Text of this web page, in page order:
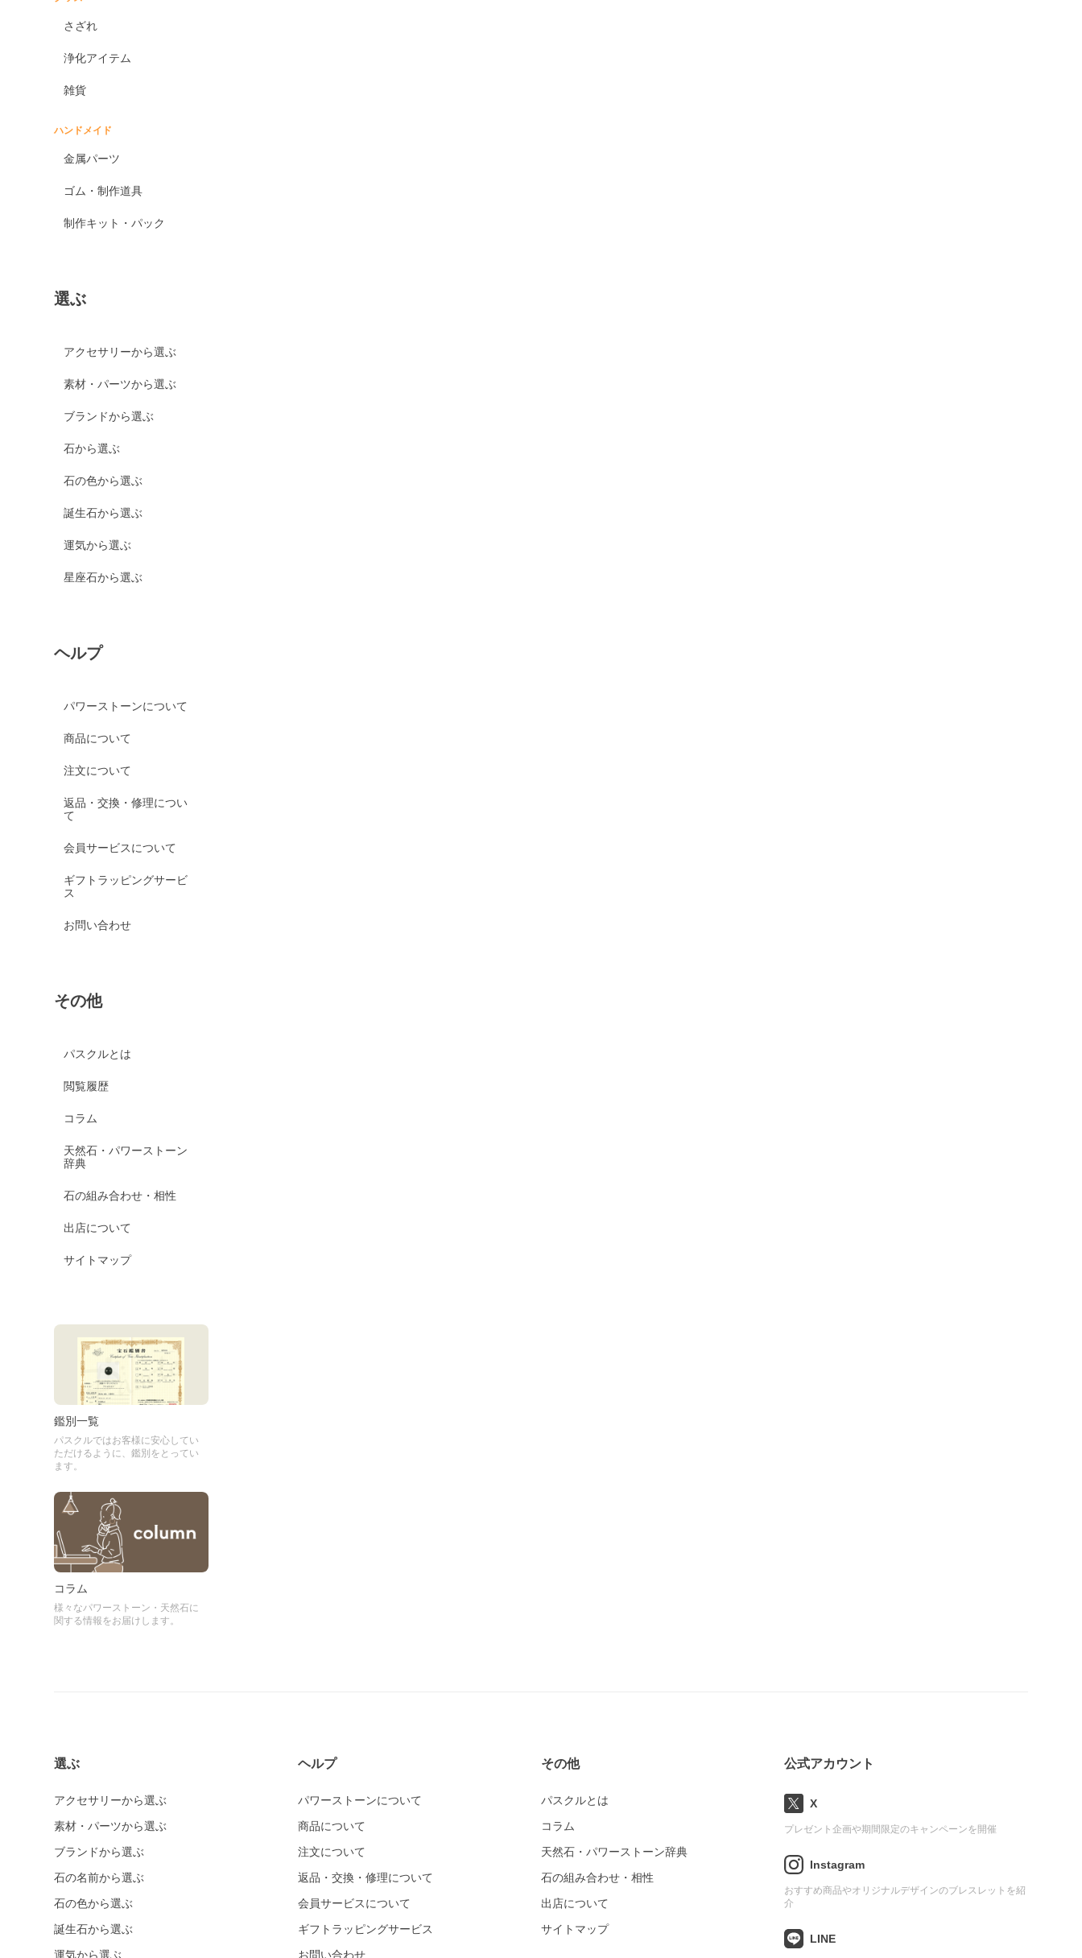
さざれ
浄化アイテム
雑貨
ハンドメイド
金属パーツ
ゴム・制作道具
制作キット・パック
選ぶ
アクセサリーから選ぶ
素材・パーツから選ぶ
ブランドから選ぶ
石から選ぶ
石の色から選ぶ
誕生石から選ぶ
運気から選ぶ
星座石から選ぶ
ヘルプ
パワーストーンについて
商品について
注文について
返品・交換・修理につい
て
会員サービスについて
ギフトラッピングサービ
ス
お問い合わせ
その他
パスクルとは
閲覧履歴
コラム
天然石・パワーストーン
辞典
石の組み合わせ・相性
出店について
サイトマップ
鑑別一覧
パスクルではお客様に安心してい
ただけるように、鑑別をとってい
ます。
コラム
様々なパワーストーン・天然石に
関する情報をお届けします。
選ぶ
アクセサリーから選ぶ
素材・パーツから選ぶ
ブランドから選ぶ
石の名前から選ぶ
石の色から選ぶ
誕生石から選ぶ
運気から選ぶ
ヘルプ
パワーストーンについて
商品について
注文について
返品・交換・修理について
会員サービスについて
ギフトラッピングサービス
お問い合わせ
その他
パスクルとは
コラム
天然石・パワーストーン辞典
石の組み合わせ・相性
出店について
サイトマップ
公式アカウント
X
プレゼント企画や期間限定のキャンペーンを開催
Instagram
おすすめ商品やオリジナルデザインのブレスレットを紹
介
LINE